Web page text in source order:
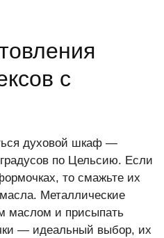
с
духовой шкаф —
по Цельсию. Если
то смажьте их
масла. Металлические
маслом и присыпать
— идеальный выбор, их